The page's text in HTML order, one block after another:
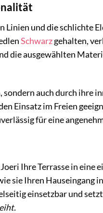
und die schlichte
Schwarzgehalten,
die ausgewählten
auch durch ihre
Einsatz im Freien
für eine
Ihre Terrasse in eine
sie Ihren Hauseingang
einsetzbar und